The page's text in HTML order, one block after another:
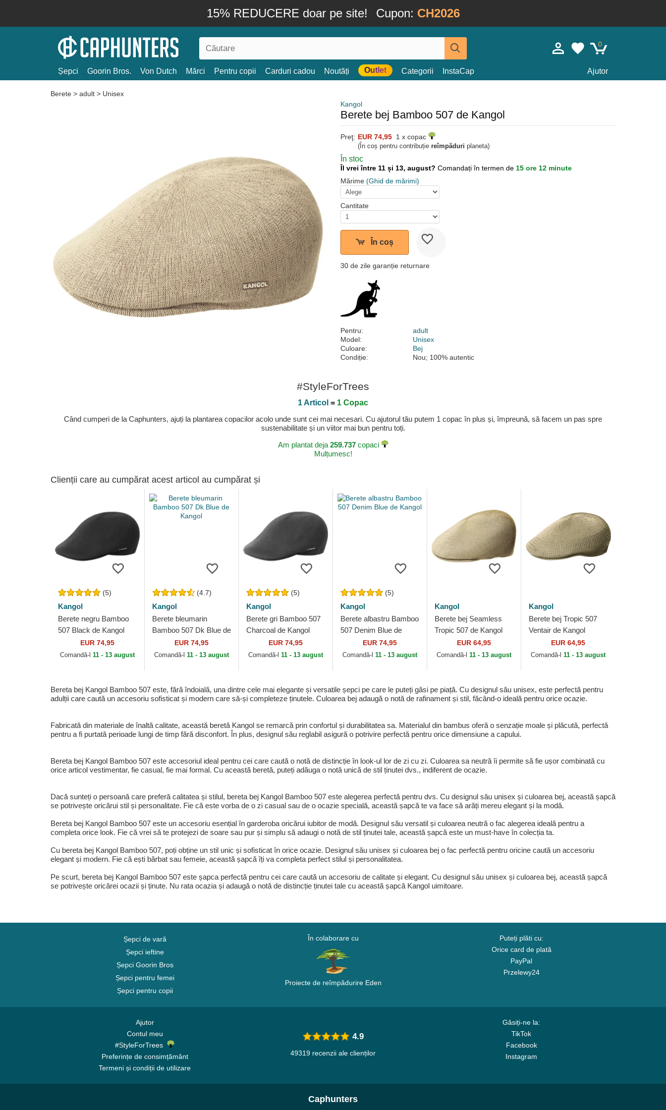
15% REDUCERE doar pe site! Cupon: CH2026
0
Șepci Goorin Bros. Von Dutch Mărci Pentru copii Carduri cadou Noutăți Outlet Categorii InstaCap Ajutor
Berete > adult > Unisex
Kangol
Berete bej Bamboo 507 de Kangol
Preţ: EUR 74,95 1 x copac
(În coș pentru contribuție reîmpăduri planeta)
În stoc
Îl vrei între 11 și 13, august? Comandați în termen de 15 ore 12 minute
Mărime (Ghid de mărimi)
Cantitate
În coș
30 de zile garanție returnare
Pentru:
adult
Model:
Unisex
Culoare:
Bej
Condiție:
Nou; 100% autentic
#StyleForTrees
1 Articol = 1 Copac
Când cumperi de la Caphunters, ajuți la plantarea copacilor acolo unde sunt cei mai necesari. Cu ajutorul tău putem 1 copac în plus și, împreună, să facem un pas spre
sustenabilitate și un viitor mai bun pentru toți.
Am plantat deja 259.737copaci
Mulțumesc!
Clienții care au cumpărat acest articol au cumpărat și
(5)
Kangol
Berete negru Bamboo
507 Black de Kangol
EUR 74,95
Comandă-l 11 - 13 august
(4.7)
Kangol
Berete bleumarin
Bamboo 507 Dk Blue de
EUR 74,95
Comandă-l 11 - 13 august
(5)
Kangol
Berete gri Bamboo 507
Charcoal de Kangol
EUR 74,95
Comandă-l 11 - 13 august
(5)
Kangol
Berete albastru Bamboo
507 Denim Blue de
EUR 74,95
Comandă-l 11 - 13 august
Kangol
Berete bej Seamless
Tropic 507 de Kangol
EUR 64,95
Comandă-l 11 - 13 august
Kangol
Berete bej Tropic 507
Ventair de Kangol
EUR 64,95
Comandă-l11 - 13 august
Bereta bej Kangol Bamboo 507 este, fără îndoială, una dintre cele mai elegante și versatile șepci pe care le puteți găsi pe piață. Cu designul său unisex, este perfectă pentru
adulții care caută un accesoriu sofisticat și modern care să-și completeze ținutele. Culoarea bej adaugă o notă de rafinament și stil, făcând-o ideală pentru orice ocazie.
Fabricată din materiale de înaltă calitate, această beretă Kangol se remarcă prin confortul și durabilitatea sa. Materialul din bambus oferă o senzație moale și plăcută, perfectă
pentru a fi purtată perioade lungi de timp fără disconfort. În plus, designul său reglabil asigură o potrivire perfectă pentru orice dimensiune a capului.
Bereta bej Kangol Bamboo 507 este accesoriul ideal pentru cei care caută o notă de distincție în look-ul lor de zi cu zi. Culoarea sa neutră îi permite să fie ușor combinată cu
orice articol vestimentar, fie casual, fie mai formal. Cu această beretă, puteți adăuga o notă unică de stil ținutei dvs., indiferent de ocazie.
Dacă sunteți o persoană care preferă calitatea și stilul, bereta bej Kangol Bamboo 507 este alegerea perfectă pentru dvs. Cu designul său unisex și culoarea bej, această șapcă
se potrivește oricărui stil și personalitate. Fie că este vorba de o zi casual sau de o ocazie specială, această șapcă te va face să arăți mereu elegant și la modă.
Bereta bej Kangol Bamboo 507 este un accesoriu esențial în garderoba oricărui iubitor de modă. Designul său versatil și culoarea neutră o fac alegerea ideală pentru a
completa orice look. Fie că vrei să te protejezi de soare sau pur și simplu să adaugi o notă de stil ținutei tale, această șapcă este un must-have în colecția ta.
Cu bereta bej Kangol Bamboo 507, poți obține un stil unic și sofisticat în orice ocazie. Designul său unisex și culoarea bej o fac perfectă pentru oricine caută un accesoriu
elegant și modern. Fie că ești bărbat sau femeie, această șapcă îți va completa perfect stilul și personalitatea.
Pe scurt, bereta bej Kangol Bamboo 507 este șapca perfectă pentru cei care caută un accesoriu de calitate și elegant. Cu designul său unisex și culoarea bej, această șapcă
se potrivește oricărei ocazii și ținute. Nu rata ocazia și adaugă o notă de distincție ținutei tale cu această șapcă Kangol uimitoare.
Șepci de vară
Șepci ieftine
Șepci Goorin Bros
Șepci pentru femei
Șepci pentru copii
În colaborare cu
Proiecte de reîmpădurire Eden
Puteți plăti cu:
Orice card de plată
PayPal
Przelewy24
Ajutor
Contul meu
#StyleForTrees
Preferințe de consimțământ
Termeni și condiții de utilizare
Găsiți-ne la:
TikTok
Facebook
Instagram
4.9
49319 recenzii ale clienților
Caphunters